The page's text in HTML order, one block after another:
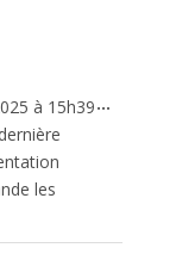
à 15h39
les
...